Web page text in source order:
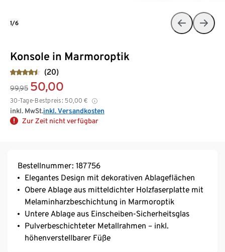
Konsole in Marmoroptik
(20)
99,95 50,00
30-Tage-Bestpreis: 50,00 €
inkl. MwSt.inkl. Versandkosten
Zur Zeit nicht verfügbar
1/6
Bestellnummer: 187756
Elegantes Design mit dekorativen Ablageflächen
Obere Ablage aus mitteldichter Holzfaserplatte mit
Melaminharzbeschichtung in Marmoroptik
Untere Ablage aus Einscheiben-Sicherheitsglas
Pulverbeschichteter Metallrahmen – inkl.
höhenverstellbarer Füße